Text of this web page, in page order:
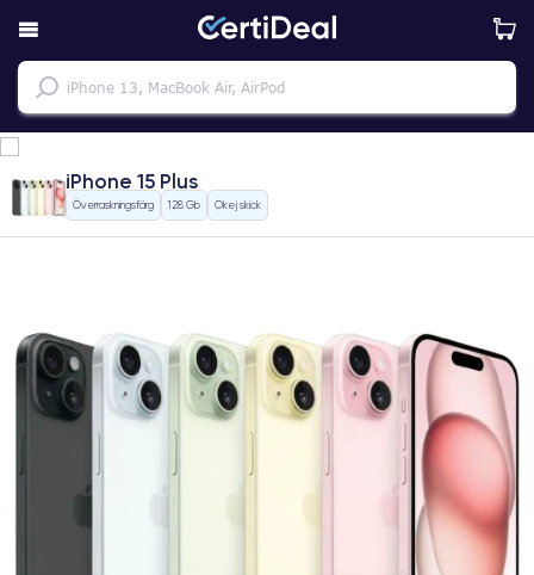
iPhone 15 Plus
Överraskningsfärg 128 Gb Okej skick